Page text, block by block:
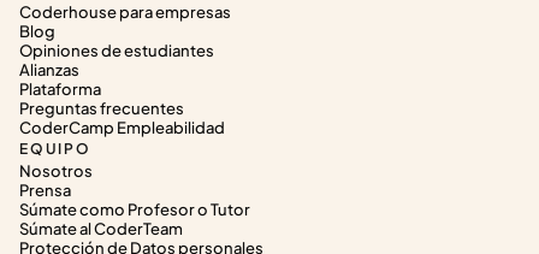
Coderhouse para empresas
Blog
Opiniones de estudiantes
Alianzas
Plataforma
Preguntas frecuentes
CoderCamp Empleabilidad
EQUIPO
Nosotros
Prensa
Súmate como Profesor o Tutor
Súmate al CoderTeam
Protección de Datos personales